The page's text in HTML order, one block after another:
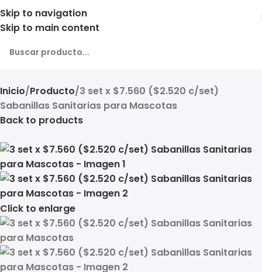
Skip to navigation
Skip to main content
Inicio Producto 3 set x $7.560 ($2.520 c/set)
Sabanillas Sanitarias para Mascotas
Back to products
Click to enlarge